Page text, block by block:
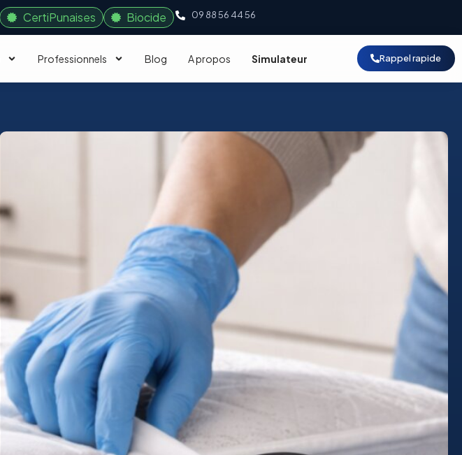
CertiPunaises Biocide 09 88 56 44 56
Professionnels Blog A propos Simulateur Rappel rapide